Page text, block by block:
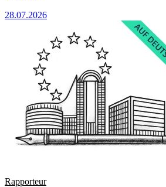
28.07.2026
Rapporteur